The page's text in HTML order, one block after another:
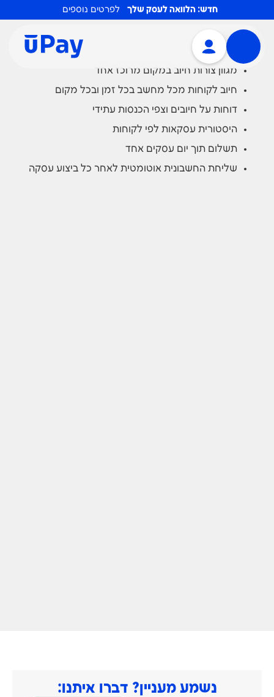
חדש: הלוואה לעסק שלך לפרטים נוספים סלקתם, פשוט לא שילמתם.
יתרונות
מגוון צורות חיוב במקום מרוכז אחד
חיוב לקוחות מכל מחשב בכל זמן ובכל מקום
דוחות על חיובים וצפי הכנסות עתידי
היסטורית עסקאות לפי לקוחות
תשלום תוך יום עסקים אחד
שליחת החשבונית אוטומטית לאחר כל ביצוע עסקה
נשמע מעניין? דברו איתנו: